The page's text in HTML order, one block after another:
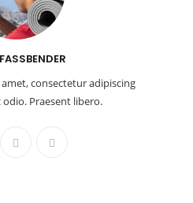
consectetur adipiscing
Praesent libero.